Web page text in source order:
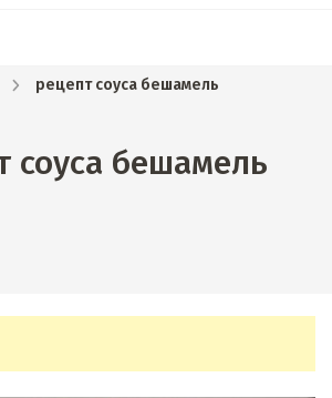
рецепт соуса бешамель
соуса бешамель